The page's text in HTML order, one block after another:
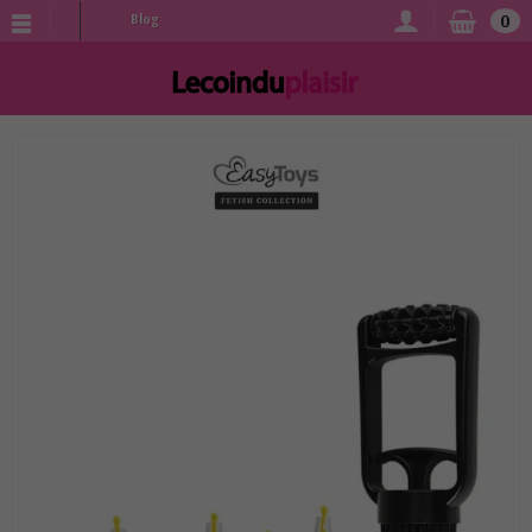
Blog 0